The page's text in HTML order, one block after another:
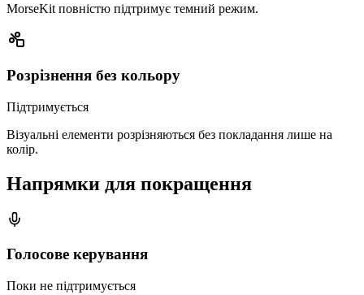
MorseKit повністю підтримує темний режим.
Розрізнення без кольору
Підтримується
Візуальні елементи розрізняються без покладання лише на
колір.
Напрямки для покращення
Голосове керування
Поки не підтримується